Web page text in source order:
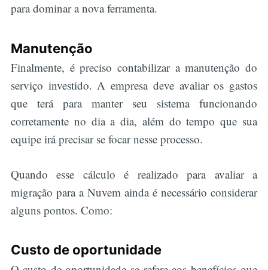
para dominar a nova ferramenta.
Manutenção
Finalmente, é preciso contabilizar a manutenção do
serviço investido. A empresa deve avaliar os gastos
que terá para manter seu sistema funcionando
corretamente no dia a dia, além do tempo que sua
equipe irá precisar se focar nesse processo.
Quando esse cálculo é realizado para avaliar a
migração para a Nuvem ainda é necessário considerar
alguns pontos. Como:
Custo de oportunidade